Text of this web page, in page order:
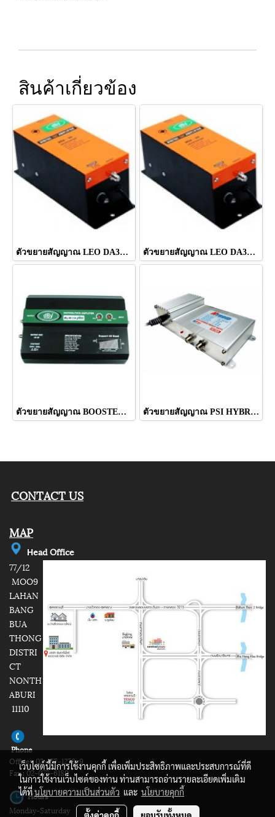
สินค้าเกี่ยวข้อง
ตัวขยายสัญญาณ LEO DA35 ยี่ห้อ LEOTECH (dBy) ตัวขยายสัญญาณ LEO DA35 ยี่ห้อ LEOTECH (dBy)
ตัวขยายสัญญาณ BOOSTER DA124PLUS ยี่ห้อ LEOTECH (dBy) ตัวขยายสัญญาณ PSI HYBRID ยี่ห้อ PSI
CONTACT US
MAP
Head Office
77/12
MOO9
LAHAN
BANG
BUA
THONG
DISTRI
CT
NONTH
ABURI
11110
Phone
Office : 02-157-1278-9
Fax : 02-077-6189
Hours
Monday-Saturday
เว็บไซต์นี้มีการใช้งานคุกกี้ เพื่อเพิ่มประสิทธิภาพและประสบการณ์ที่ดี
ในการใช้งานเว็บไซต์ของท่าน ท่านสามารถอ่านรายละเอียดเพิ่มเติม
ได้ที่นโยบายความเป็นส่วนตัว และ นโยบายคุกกี้